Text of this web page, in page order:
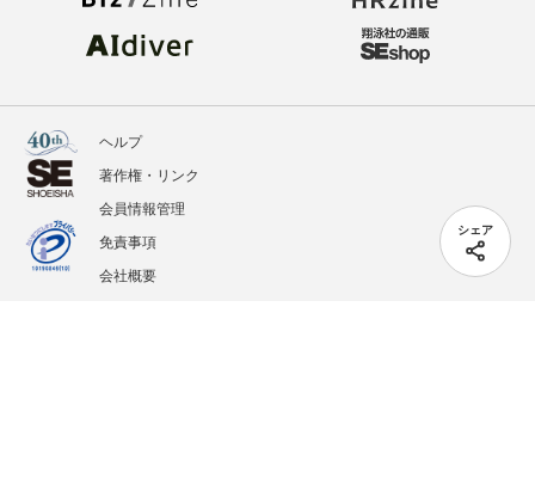
シェア
ヘルプ
著作権・リンク
会員情報管理
免責事項
会社概要